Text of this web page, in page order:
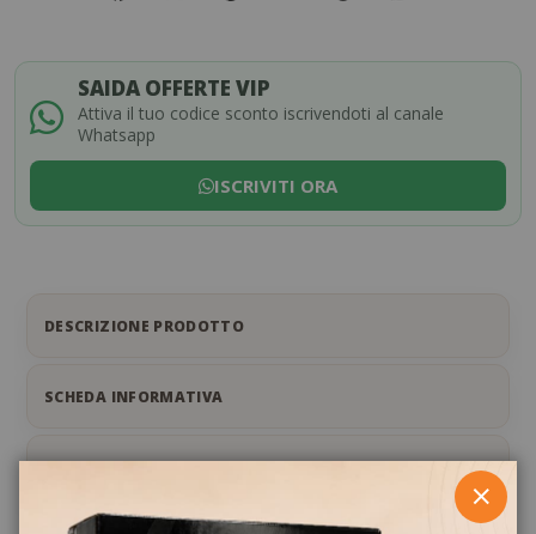
SAIDA OFFERTE VIP
Attiva il tuo codice sconto iscrivendoti al canale
Whatsapp
ISCRIVITI ORA
DESCRIZIONE PRODOTTO
SCHEDA INFORMATIVA
RECENSIONI